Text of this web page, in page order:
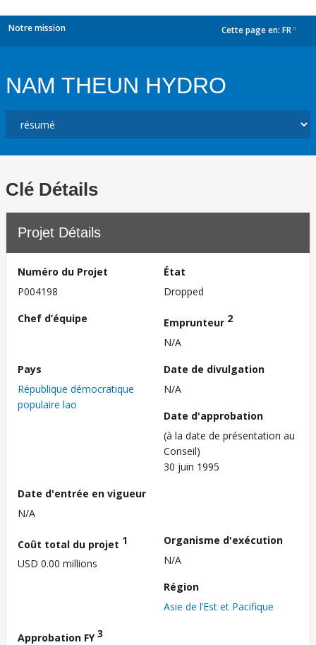
Notre mission Cette page en: FR
NAM THEUN HYDRO
Clé Détails
Projet Détails
Numéro du Projet
P004198
État
Dropped
Chef d’équipe
Emprunteur 2
N/A
Pays
République démocratique
populaire lao
Date de divulgation
N/A
Date d'approbation
(à la date de présentation au
Conseil)
30 juin 1995
Date d'entrée en vigueur
N/A
Coût total du projet 1
USD 0.00 millions
Organisme d'exécution
N/A
Région
Asie de l’Est et Pacifique
Approbation FY3